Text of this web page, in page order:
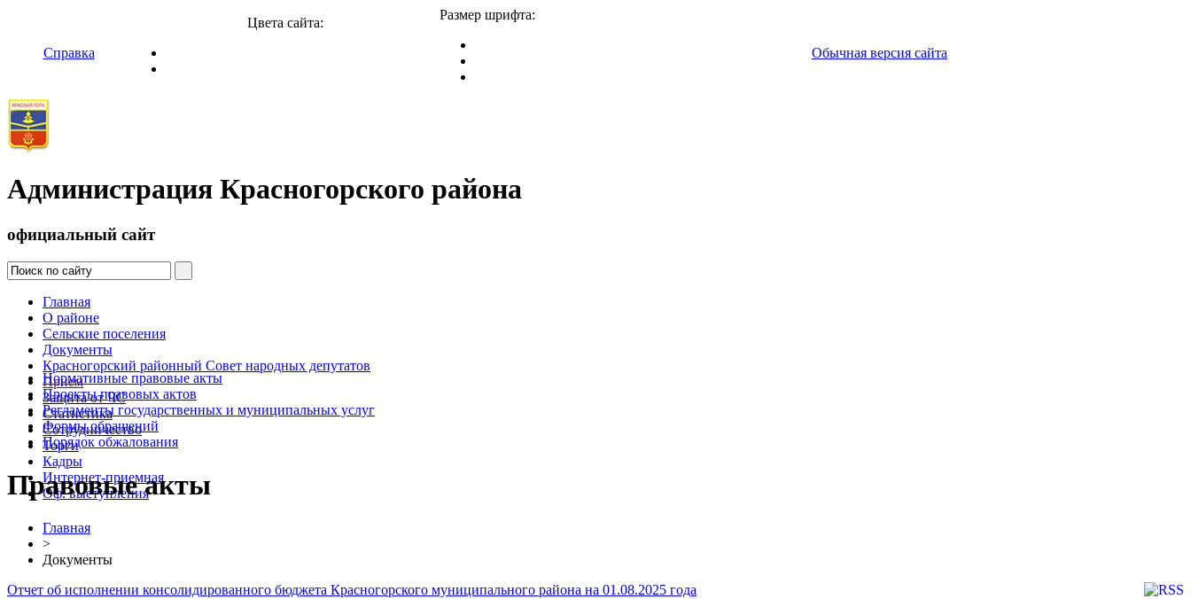
Справка
Цвета сайта:
Размер шрифта:
Обычная версия сайта
Администрация Красногорского района
официальный сайт
Главная
О районе
Сельские поселения
Документы
Красногорский районный Совет народных депутатов
Прием
Защита от ЧС
Статистика
Сотрудничество
Торги
Кадры
Интернет-приемная
Оф. выступления
Нормативные правовые акты
Проекты правовых актов
Регламенты государственных и муниципальных услуг
Формы обращений
Порядок обжалования
Правовые акты
Главная
>
Документы
Отчет об исполнении консолидированного бюджета Красногорского муниципального района на 01.08.2025 года